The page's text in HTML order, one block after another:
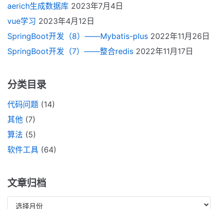
aerich生成数据库 2023年7月4日
vue学习 2023年4月12日
SpringBoot开发（8）——Mybatis-plus 2022年11月26日
SpringBoot开发（7）——整合redis 2022年11月17日
分类目录
代码问题 (14)
其他 (7)
算法 (5)
软件工具 (64)
文章归档